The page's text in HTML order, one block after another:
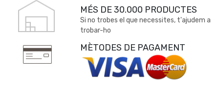
MÉS DE 30.000 PRODUCTES
Si no trobes el que necessites, t'ajudem a
trobar-ho
MÈTODES DE PAGAMENT